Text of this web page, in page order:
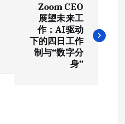
Zoom CEO
展望未来工
作：AI驱动
下的四日工作
制与“数字分
身”